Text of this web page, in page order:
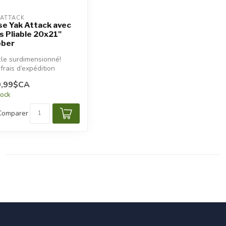
Yak Attack avec
Pliable 20x21"
surdimensionné!
d’expédition